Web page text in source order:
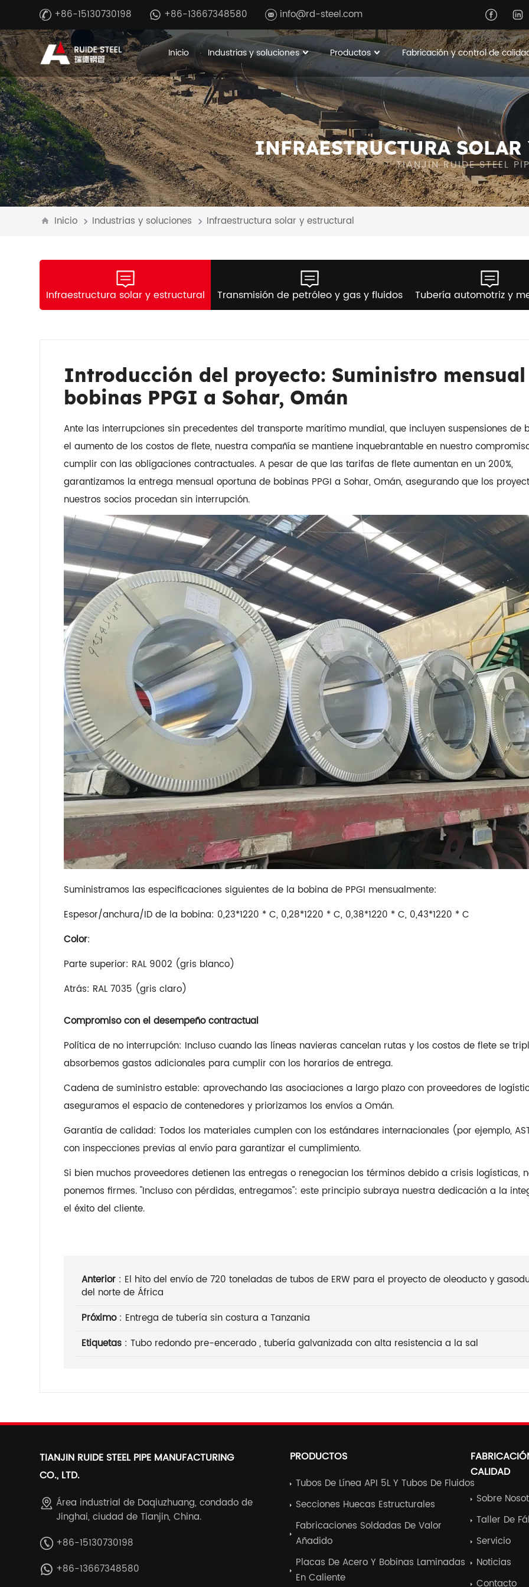
+86-15130730198 +86-13667348580 info@rd-steel.com
Inicio Industrias y soluciones Productos Fabricación y control de
INFRAESTRUCTURA SOLAR
TIANJIN RUIDE STEEL
Inicio Industrias y soluciones Infraestructura solar y estructural
Infraestructura solar y estructural Transmisión de petróleo y gas y fluidos Tubería automotriz y
Introducción del proyecto: Suministro mensual
bobinas PPGI a Sohar, Omán
Ante las interrupciones sin precedentes del transporte marítimo mundial, que incluyen suspensiones de
el aumento de los costos de flete, nuestra compañía se mantiene inquebrantable en nuestro
cumplir con las obligaciones contractuales. A pesar de que las tarifas de flete aumentan en un 200%,
garantizamos la entrega mensual oportuna de bobinas PPGI a Sohar, Omán, asegurando que los
nuestros socios procedan sin interrupción.
Suministramos las especificaciones siguientes de la bobina de PPGI mensualmente:
Espesor/anchura/ID de la bobina: 0,23*1220 * C, 0,28*1220 * C, 0,38*1220 * C, 0,43*1220 * C
Color:
Parte superior: RAL 9002 (gris blanco)
Atrás: RAL 7035 (gris claro)
Compromiso con el desempeño contractual
Política de no interrupción: Incluso cuando las líneas navieras cancelan rutas y los costos de flete se
absorbemos gastos adicionales para cumplir con los horarios de entrega.
Cadena de suministro estable: aprovechando las asociaciones a largo plazo con proveedores de
aseguramos el espacio de contenedores y priorizamos los envíos a Omán.
Garantía de calidad: Todos los materiales cumplen con los estándares internacionales (por ejemplo,
con inspecciones previas al envío para garantizar el cumplimiento.
Si bien muchos proveedores detienen las entregas o renegocian los términos debido a crisis logísticas,
ponemos firmes. "Incluso con pérdidas, entregamos": este principio subraya nuestra dedicación a la
el éxito del cliente.
Anterior : El hito del envío de 720 toneladas de tubos de ERW para el proyecto de oleoducto y
del norte de África
Próximo: Entrega de tubería sin costura a Tanzania
Etiquetas :Tubo redondo pre-encerado ,tubería galvanizada con alta resistencia a la sal
TIANJIN RUIDE STEEL PIPE MANUFACTURING
CO., LTD.
Área industrial de Daqiuzhuang, condado de
Jinghai, ciudad de Tianjin, China.
+86-15130730198
+86-13667348580
PRODUCTOS
Tubos De Línea API 5L Y Tubos De Fluidos
Secciones Huecas Estructurales
Fabricaciones Soldadas De Valor
Añadido
Placas De Acero Y Bobinas Laminadas
En Caliente
CALIDAD
Sobre
Taller De
Servicio
Noticias
Contacto